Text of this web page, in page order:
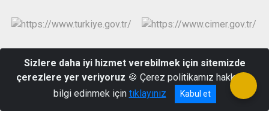
Cumhuriyet Mah. Atatürk Bulvarı No:5 Delice/KIRIKKALE
03186185003
Sizlere daha iyi hizmet verebilmek için sitemizde
çerezlere yer veriyoruz 🍪 Çerez politikamız hakkında
bilgi edinmek için tıklayınız Kabul et